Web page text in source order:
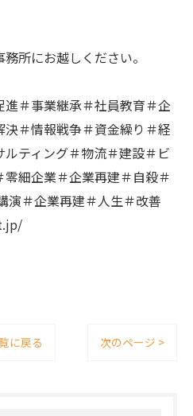
所にお越しください。
＃事業継承＃社員教育＃企
＃情報戦争＃資金繰り＃経
ティング＃物流＃建設＃ビ
細企業＃企業再建＃自殺＃
演＃企業再建＃人生＃改善
に戻る 次のページ >